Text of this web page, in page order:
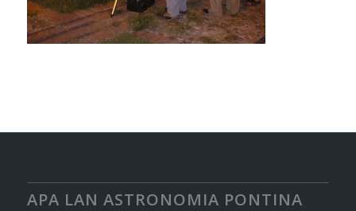
APA LAN ASTRONOMIA PONTINA